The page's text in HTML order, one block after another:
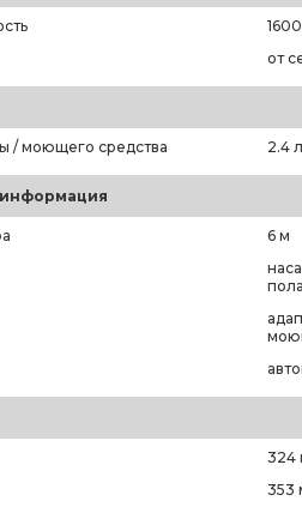
от
/ моющего средства 2.4 л
6 м
324
353